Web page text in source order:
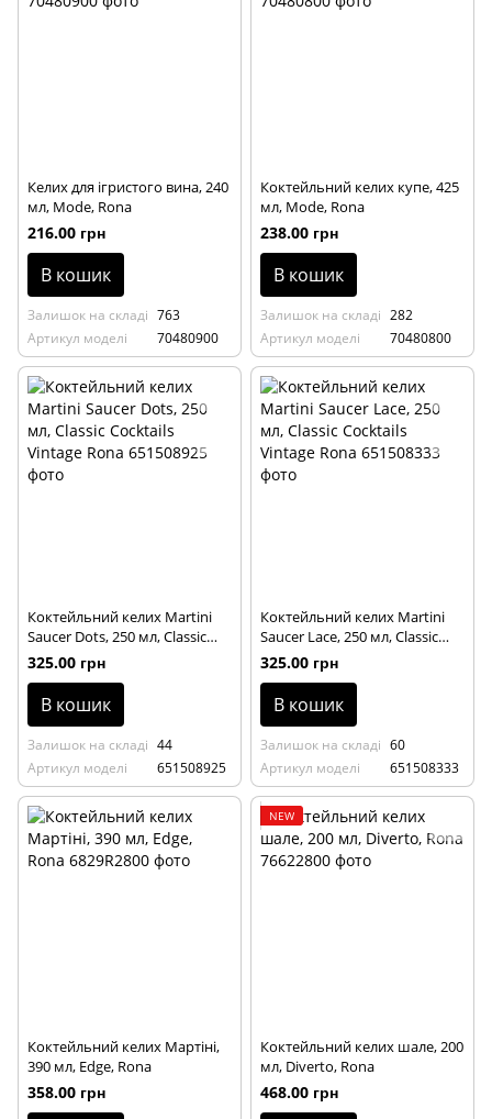
Келих для ігристого вина, 240
мл, Mode, Rona
216.00 грн
В кошик
Залишок на складі 763
Артикул моделі
70480900
Коктейльний келих купе, 425
мл, Mode, Rona
238.00 грн
В кошик
Залишок на складі 282
Артикул моделі
70480800
Коктейльний келих Martini
Saucer Dots, 250 мл, Classic
Cocktails Vintage Rona
325.00 грн
В кошик
Залишок на складі 44
Артикул моделі
651508925
Коктейльний келих Martini
Saucer Lace, 250 мл, Classic
Cocktails Vintage Rona
325.00 грн
В кошик
Залишок на складі 60
Артикул моделі
651508333
Коктейльний келих Мартіні,
390 мл, Edge, Rona
358.00 грн
NEW
Коктейльний келих шале, 200
мл, Diverto, Rona
468.00 грн